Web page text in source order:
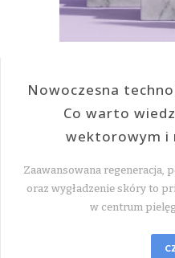
Nowoczesna
Co warto
wektorowym i
Zaawansowana regeneracja,
oraz wygładzenie skóry to
w centrum